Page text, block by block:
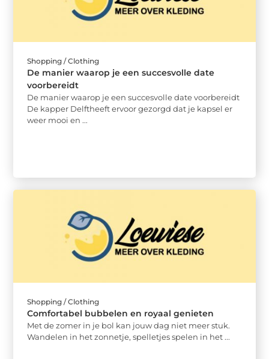
Shopping / Clothing
De manier waarop je een succesvolle date
voorbereidt
De manier waarop je een succesvolle date voorbereidt
De kapper Delftheeft ervoor gezorgd dat je kapsel er
weer mooi en ...
Shopping / Clothing
Comfortabel bubbelen en royaal genieten
Met de zomer in je bol kan jouw dag niet meer stuk.
Wandelen in het zonnetje, spelletjes spelen in het ...